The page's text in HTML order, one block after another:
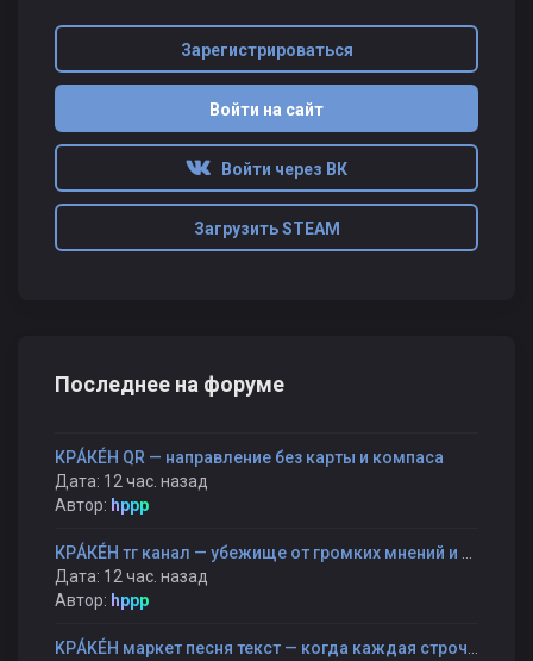
Зарегистрироваться
Войти на сайт
Войти через ВК
Загрузить STEAM
Последнее на форуме
КРÁКÉН QR — направление без карты и компаса
Дата: 12 час. назад
Автор: hppp
Дата: 12 час. назад
Автор: hppp